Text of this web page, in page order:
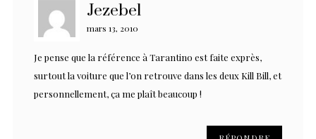
Jezebel
mars 13, 2010
Je pense que la référence à Tarantino est faite exprès,
surtout la voiture que l’on retrouve dans les deux Kill Bill, et
personnellement, ça me plaît beaucoup !